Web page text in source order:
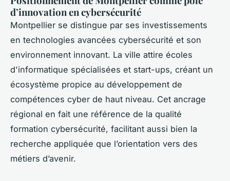
d’innovation en cybersécurité
Montpellier se distingue par ses investissements
en technologies avancées cybersécurité et son
environnement innovant. La ville attire écoles
d'informatique spécialisées et start-ups, créant un
écosystème propice au développement de
compétences cyber de haut niveau. Cet ancrage
régional en fait une référence de la qualité
formation cybersécurité, facilitant aussi bien la
recherche appliquée que l’orientation vers des
métiers d’avenir.